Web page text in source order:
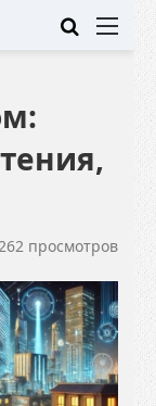
Искать
просмотров